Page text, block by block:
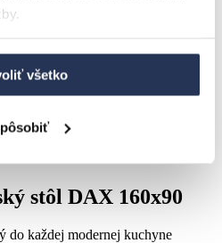
všetko
stôl DAX 160x90
do každej modernej kuchyne